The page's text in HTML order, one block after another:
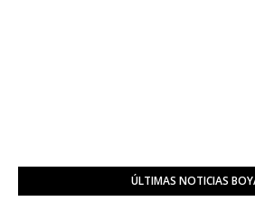
ÚLTIMAS NOTICIAS